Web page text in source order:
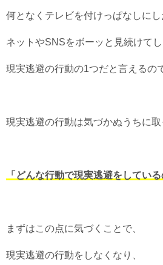
何となくテレビを付けっぱなしにし
ネットやSNSをボーッと見続けてし
現実逃避の行動の1つだと言えるの
現実逃避の行動は気づかぬうちに取
「どんな行動で現実逃避をしている
まずはこの点に気づくことで、
現実逃避の行動をしなくなり、